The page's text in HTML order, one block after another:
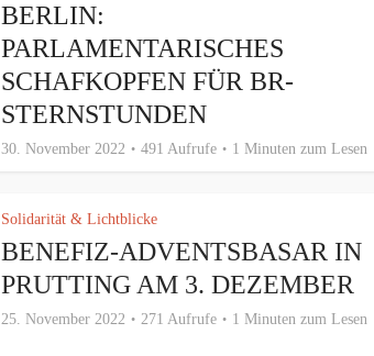
BERLIN:
PARLAMENTARISCHES
SCHAFKOPFEN FÜR BR-
STERNSTUNDEN
30. November 2022 491 Aufrufe 1 Minuten zum Lesen
Solidarität & Lichtblicke
BENEFIZ-ADVENTSBASAR IN
PRUTTING AM 3. DEZEMBER
25. November 2022 271 Aufrufe 1 Minuten zum Lesen